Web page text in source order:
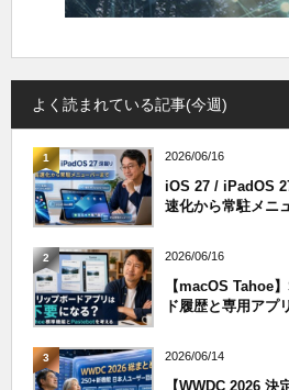
よく読まれている記事(今週)
1 2026/06/16
iOS 27 / iPadOS
速化から常駐メニ
2 2026/06/16
【macOS Tahoe
ド履歴と専用アプ
3 2026/06/14
【WWDC 2026 決